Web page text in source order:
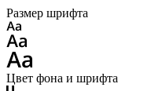
Размер шрифта
Цвет фона и шрифта